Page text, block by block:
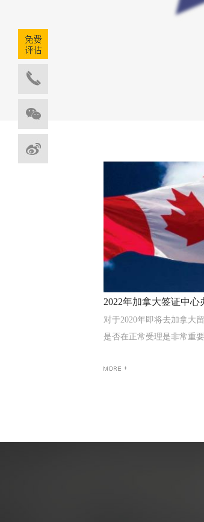
2022年加拿大签证中
对于2020年即将去加拿大
是否在正常受理是非常重
考林杂志》（MaClean）公布了
A
么
B
申
C